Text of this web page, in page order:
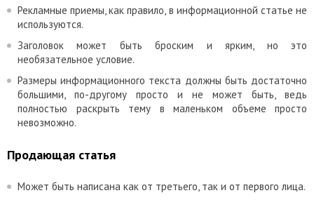
Рекламные приемы, как правило, в информационной статье не
используются.
Заголовок может быть броским и ярким, но это
необязательное условие.
Размеры информационного текста должны быть достаточно
большими, по-другому просто и не может быть, ведь
полностью раскрыть тему в маленьком объеме просто
невозможно.
Продающая статья
Может быть написана как от третьего, так и от первого лица.